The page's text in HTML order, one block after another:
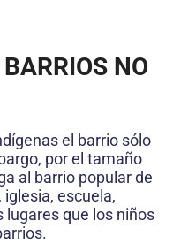
NO
el barrio sólo
por el tamaño
al barrio popular de
iglesia, escuela,
que los niños